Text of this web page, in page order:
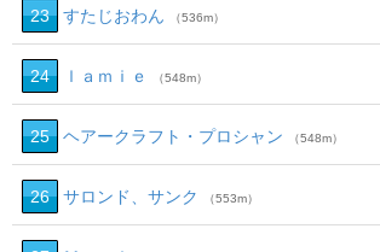
23 すたじおわん （536m）
24 ｌａｍｉｅ （548m）
25 ヘアークラフト・プロシャン （548m）
26 サロンド、サンク （553m）